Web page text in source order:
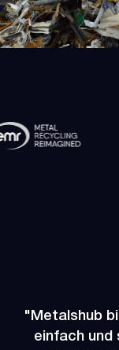
"Metalshub
einfach und